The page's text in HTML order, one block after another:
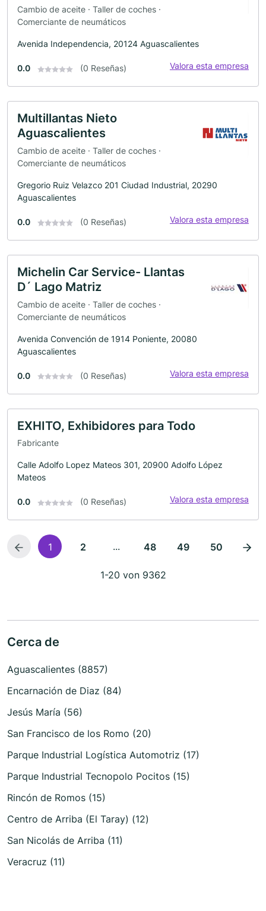
Cambio de aceite · Taller de coches ·
Comerciante de neumáticos
Avenida Independencia, 20124 Aguascalientes
0.0 (0 Reseñas) Valora esta empresa
Multillantas Nieto
Aguascalientes
Cambio de aceite · Taller de coches ·
Comerciante de neumáticos
Gregorio Ruiz Velazco 201 Ciudad Industrial, 20290
Aguascalientes
0.0 (0 Reseñas) Valora esta empresa
Michelin Car Service- Llantas
D´ Lago Matriz
Cambio de aceite · Taller de coches ·
Comerciante de neumáticos
Avenida Convención de 1914 Poniente, 20080
Aguascalientes
0.0 (0 Reseñas) Valora esta empresa
EXHITO, Exhibidores para Todo
Fabricante
Calle Adolfo Lopez Mateos 301, 20900 Adolfo López
Mateos
0.0 (0 Reseñas) Valora esta empresa
1 2 ... 48 49 50
1-20 von 9362
Cerca de
Aguascalientes (8857)
Encarnación de Diaz (84)
Jesús María (56)
San Francisco de los Romo (20)
Parque Industrial Logística Automotriz (17)
Parque Industrial Tecnopolo Pocitos (15)
Rincón de Romos (15)
Centro de Arriba (El Taray) (12)
San Nicolás de Arriba (11)
Veracruz (11)